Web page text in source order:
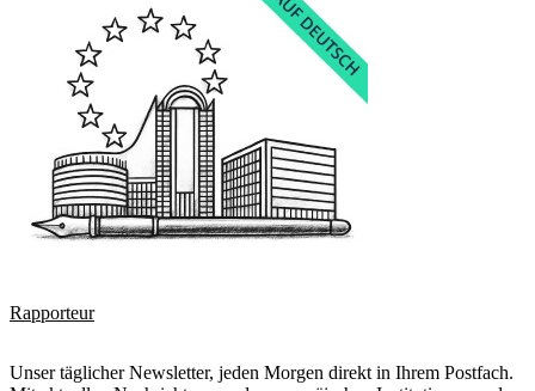
Rapporteur
Unser täglicher Newsletter, jeden Morgen direkt in Ihrem Postfach.